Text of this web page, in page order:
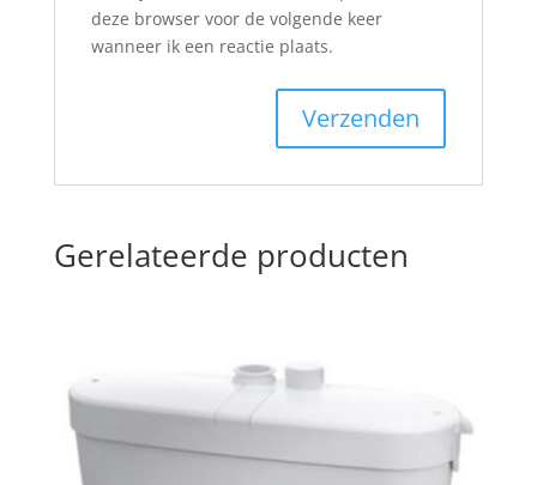
deze browser voor de volgende keer
wanneer ik een reactie plaats.
Gerelateerde producten